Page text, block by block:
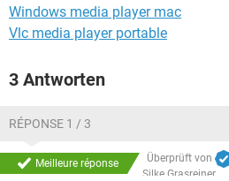
Windows media player mac
Vlc media player portable
3 Antworten
RÉPONSE 1 / 3
Meilleure réponse
Überprüft von
Silke Grasreiner